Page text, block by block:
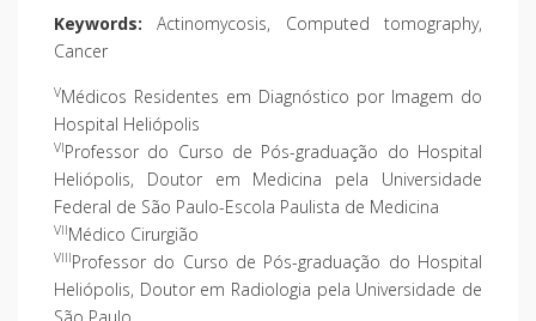
Keywords: Actinomycosis, Computed tomography,
Cancer
VMédicos Residentes em Diagnóstico por Imagem do
Hospital Heliópolis
VIProfessor do Curso de Pós-graduação do Hospital
Heliópolis, Doutor em Medicina pela Universidade
Federal de São Paulo-Escola Paulista de Medicina
VIIMédico Cirurgião
VIIIProfessor do Curso de Pós-graduação do Hospital
Heliópolis, Doutor em Radiologia pela Universidade de